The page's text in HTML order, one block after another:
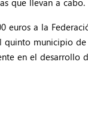
euros a la
municipio
en el desarrollo